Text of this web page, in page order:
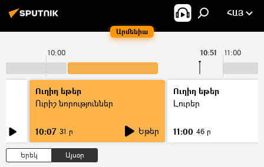
Արմենիա
ՀԱՅ
10:00 11:00
10:51
Ուղիղ եթեր
Ուրիշ նորություններ
10:07 31 ր Եթեր
Ուղիղ եթեր
Լուրեր
11:00 46 ր
Երեկ Այսօր